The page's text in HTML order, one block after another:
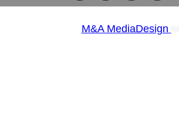
M&A MediaDesign